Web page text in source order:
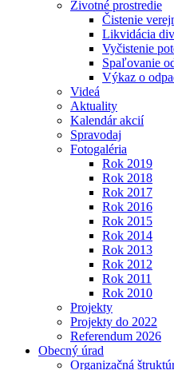
Životné prostredie
Čistenie
Likvidácia
Vyčistenie
Spaľovanie
Výkaz o
Videá
Aktuality
Kalendár akcií
Spravodaj
Fotogaléria
Rok 2019
Rok 2018
Rok 2017
Rok 2016
Rok 2015
Rok 2014
Rok 2013
Rok 2012
Rok 2011
Rok 2010
Projekty
Projekty do 2022
Referendum 2026
Obecný úrad
Organizačná